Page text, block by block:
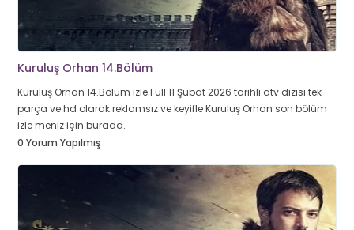
Kuruluş Orhan 14.Bölüm
Kuruluş Orhan 14.Bölüm izle Full 11 Şubat 2026 tarihli atv dizisi tek
parça ve hd olarak reklamsız ve keyifle Kuruluş Orhan son bölüm
izle meniz için burada.
0 Yorum Yapılmış